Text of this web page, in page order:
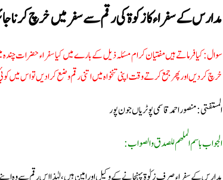
مدارس کے سفراء کا زکوة کی رقم سے سفر میں خرچ کرنا
سوال : کیا فرماتے ہیں مفتیان کرام مسئلہ ذیل کے بارے میں کیا سفراء حضرات
خرچ کردیں اور پھر جمع کرتے وقت اپنی تنخواہ میں اتنی رقم وضع کرادیں تو اس میں
المستفتی : منصور احمد قاسمی پوٹریاں جون پور
الجواب باسم الملهم للصدق والصواب: